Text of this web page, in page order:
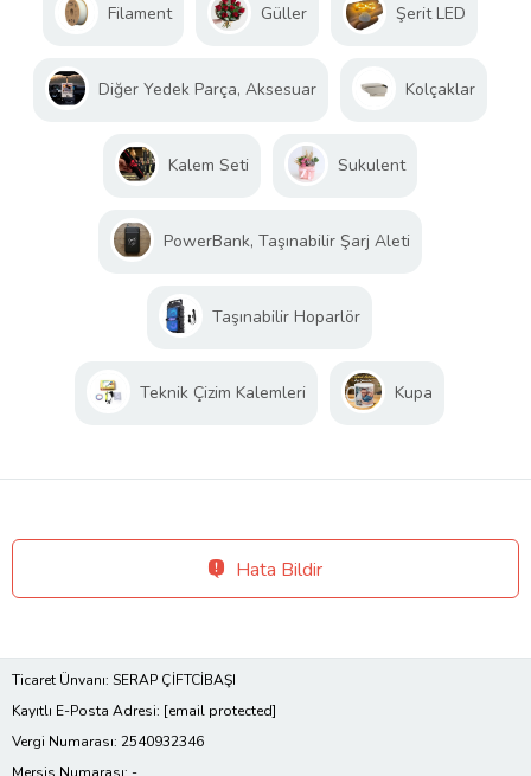
Filament Güller Şerit LED
Diğer Yedek Parça, Aksesuar Kolçaklar
Kalem Seti Sukulent
PowerBank, Taşınabilir Şarj Aleti
Taşınabilir Hoparlör
Teknik Çizim Kalemleri Kupa
Hata Bildir
Ticaret Ünvanı: SERAP ÇİFTCİBAŞI
Kayıtlı E-Posta Adresi: [email protected]
Vergi Numarası: 2540932346
Mersis Numarası: -